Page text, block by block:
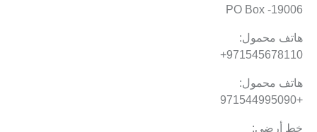
PO Box -19006
هاتف محمول:
971545678110+
هاتف محمول:
+971544995090
خط أرضي: